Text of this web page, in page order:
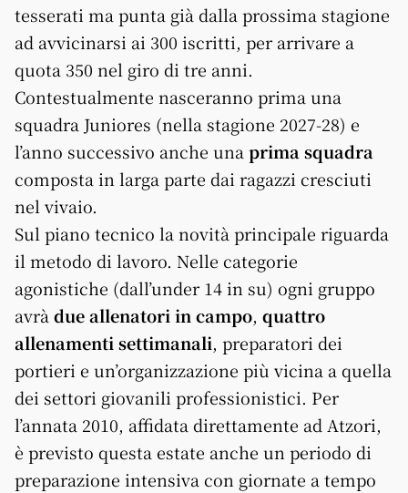
tesserati ma punta già dalla prossima stagione
ad avvicinarsi ai 300 iscritti, per arrivare a
quota 350 nel giro di tre anni.
Contestualmente nasceranno prima una
squadra Juniores (nella stagione 2027-28) e
l’anno successivo anche una prima squadra
composta in larga parte dai ragazzi cresciuti
nel vivaio.
Sul piano tecnico la novità principale riguarda
il metodo di lavoro. Nelle categorie
agonistiche (dall’under 14 in su) ogni gruppo
avrà due allenatori in campo, quattro
allenamenti settimanali, preparatori dei
portieri e un’organizzazione più vicina a quella
dei settori giovanili professionistici. Per
l’annata 2010, affidata direttamente ad Atzori,
è previsto questa estate anche un periodo di
preparazione intensiva con giornate a tempo